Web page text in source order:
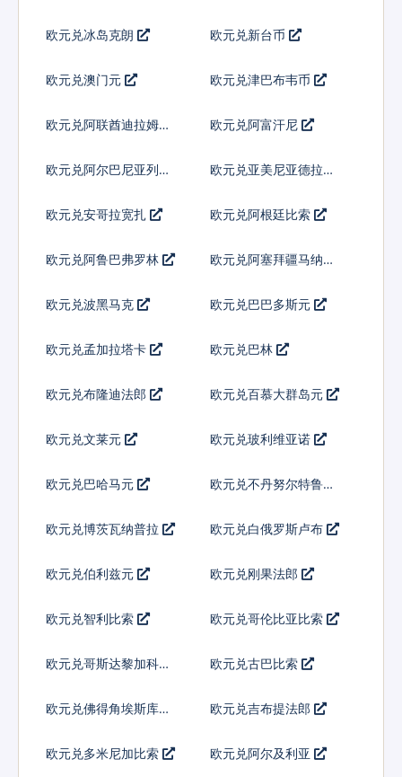
欧元兑冰岛克朗 欧元兑新台币
欧元兑澳门元 欧元兑津巴布韦币
欧元兑阿联酋迪拉姆流
欧元兑阿富汗尼
欧元兑阿尔巴尼亚列克 欧元兑亚美尼亚德拉姆
欧元兑安哥拉宽扎 欧元兑阿根廷比索
欧元兑阿鲁巴弗罗林 欧元兑阿塞拜疆马纳特
欧元兑波黑马克 欧元兑巴巴多斯元
欧元兑孟加拉塔卡 欧元兑巴林
欧元兑布隆迪法郎 欧元兑百慕大群岛元
欧元兑文莱元 欧元兑玻利维亚诺
欧元兑巴哈马元 欧元兑不丹努尔特鲁姆
欧元兑博茨瓦纳普拉 欧元兑白俄罗斯卢布
欧元兑伯利兹元 欧元兑刚果法郎
欧元兑智利比索 欧元兑哥伦比亚比索
欧元兑哥斯达黎加科朗 欧元兑古巴比索
欧元兑佛得角埃斯库多 欧元兑吉布提法郎
欧元兑多米尼加比索 欧元兑阿尔及利亚